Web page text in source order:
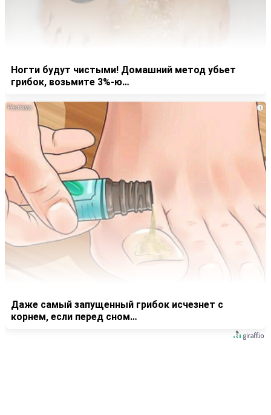
Ногти будут чистыми! Домашний метод убьет
грибок, возьмите 3%-ю…
i
Даже самый запущенный грибок исчезнет с
корнем, если перед сном…